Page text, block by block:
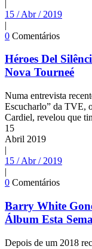
15 / Abr / 2019
|
0 Comentários
Héroes Del
Nova Tourneé
Numa entrevista
Escucharlo” da TVE,
Cardiel, revelou que
15
Abril 2019
|
15 / Abr / 2019
|
0 Comentários
Barry White
Álbum Esta
Depois de um 2018